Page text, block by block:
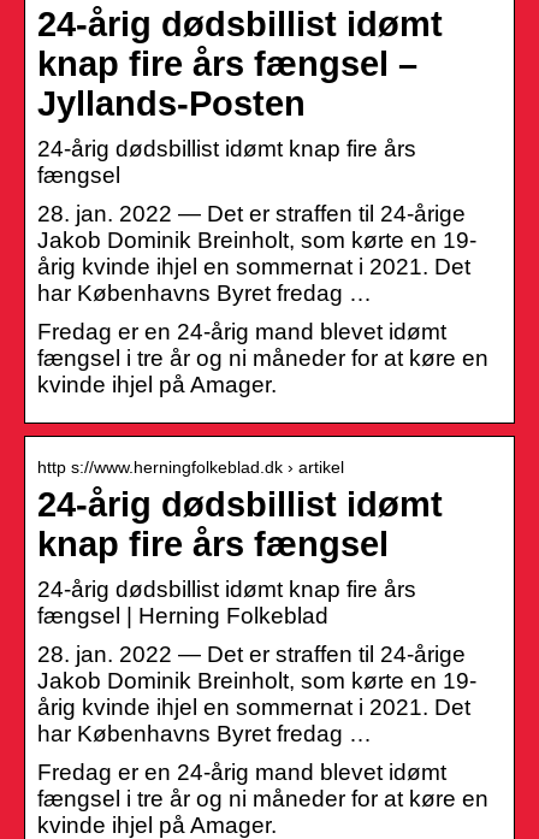
24-årig dødsbillist idømt
knap fire års fængsel –
Jyllands-Posten
24-årig dødsbillist idømt knap fire års
fængsel
28. jan. 2022 — Det er straffen til 24-årige
Jakob Dominik Breinholt, som kørte en 19-
årig kvinde ihjel en sommernat i 2021. Det
har Københavns Byret fredag …
Fredag er en 24-årig mand blevet idømt
fængsel i tre år og ni måneder for at køre en
kvinde ihjel på Amager.
http s://www.herningfolkeblad.dk › artikel
24-årig dødsbillist idømt
knap fire års fængsel
24-årig dødsbillist idømt knap fire års
fængsel | Herning Folkeblad
28. jan. 2022 — Det er straffen til 24-årige
Jakob Dominik Breinholt, som kørte en 19-
årig kvinde ihjel en sommernat i 2021. Det
har Københavns Byret fredag …
Fredag er en 24-årig mand blevet idømt
fængsel i tre år og ni måneder for at køre en
kvinde ihjel på Amager.